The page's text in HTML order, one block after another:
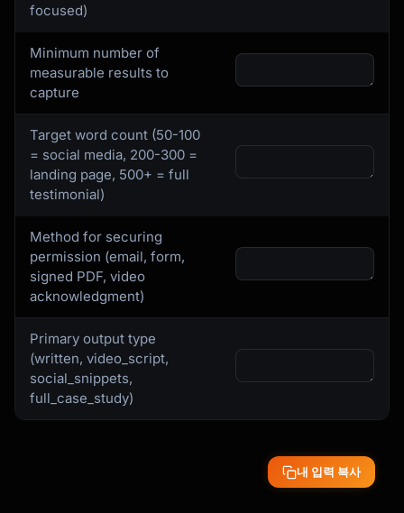
focused)
Minimum number of
measurable results to
capture
Target word count (50-100
= social media, 200-300 =
landing page, 500+ = full
testimonial)
Method for securing
permission (email, form,
signed PDF, video
acknowledgment)
Primary output type
(written, video_script,
social_snippets,
full_case_study)
내 입력 복사